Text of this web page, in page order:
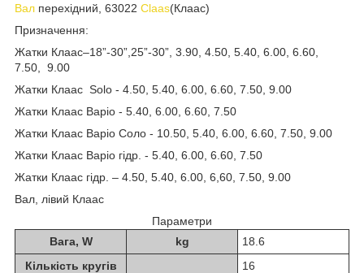
Вал перехідний, 63022 Claas(Клаас)
Призначення:
Жатки Клаас–18”-30”,25”-30”, 3.90, 4.50, 5.40, 6.00, 6.60,
7.50, 9.00
Жатки Клаас Solo - 4.50, 5.40, 6.00, 6.60, 7.50, 9.00
Жатки Клаас Варіо - 5.40, 6.00, 6.60, 7.50
Жатки Клаас Варіо Соло - 10.50, 5.40, 6.00, 6.60, 7.50, 9.00
Жатки Клаас Варіо гідр. - 5.40, 6.00, 6.60, 7.50
Жатки Клаас гідр. – 4.50, 5.40, 6.00, 6,60, 7.50, 9.00
Вал, лівий Клаас
Параметри
Вага, W
kg
18.6
Кількість кругів
16